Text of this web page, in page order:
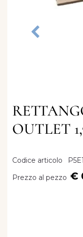
OUTLET
Codice articolo
P5E1
Prezzo al pezzo €